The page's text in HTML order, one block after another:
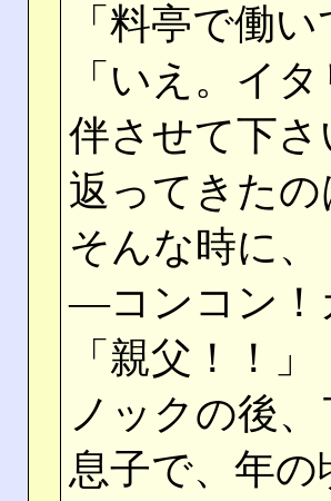
「料亭で働
「いえ。イ
伴させて下さ
返ってきた
そんな時に、
―コンコン！
「親父！！」
ノックの後
息子で、年